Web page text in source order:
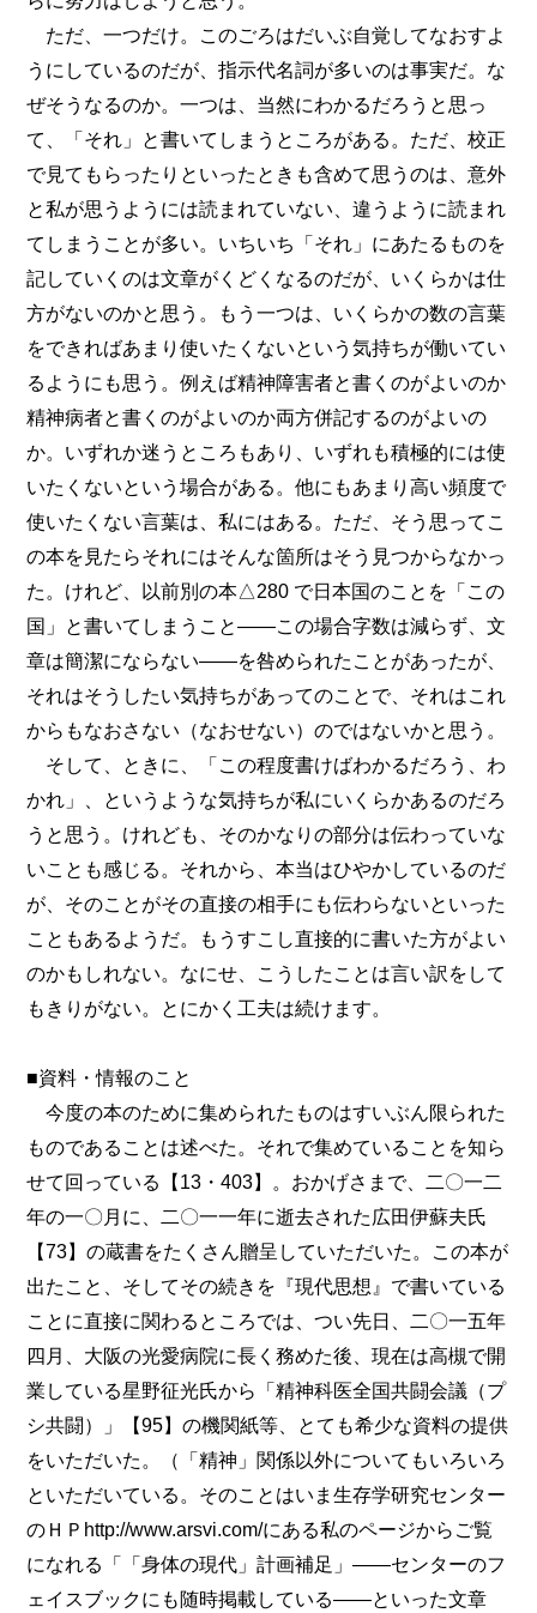
ただ、一つだけ。このごろはだいぶ自覚してなおすよ
うにしているのだが、指示代名詞が多いのは事実だ。な
ぜそうなるのか。一つは、当然にわかるだろうと思っ
て、「それ」と書いてしまうところがある。ただ、校正
で見てもらったりといったときも含めて思うのは、意外
と私が思うようには読まれていない、違うように読まれ
てしまうことが多い。いちいち「それ」にあたるものを
記していくのは文章がくどくなるのだが、いくらかは仕
方がないのかと思う。もう一つは、いくらかの数の言葉
をできればあまり使いたくないという気持ちが働いてい
るようにも思う。例えば精神障害者と書くのがよいのか
精神病者と書くのがよいのか両方併記するのがよいの
か。いずれか迷うところもあり、いずれも積極的には使
いたくないという場合がある。他にもあまり高い頻度で
使いたくない言葉は、私にはある。ただ、そう思ってこ
の本を見たらそれにはそんな箇所はそう見つからなかっ
た。けれど、以前別の本△280 で日本国のことを「この
国」と書いてしまうこと――この場合字数は減らず、文
章は簡潔にならない――を咎められたことがあったが、
それはそうしたい気持ちがあってのことで、それはこれ
からもなおさない（なおせない）のではないかと思う。
そして、ときに、「この程度書けばわかるだろう、わ
かれ」、というような気持ちが私にいくらかあるのだろ
うと思う。けれども、そのかなりの部分は伝わっていな
いことも感じる。それから、本当はひやかしているのだ
が、そのことがその直接の相手にも伝わらないといった
こともあるようだ。もうすこし直接的に書いた方がよい
のかもしれない。なにせ、こうしたことは言い訳をして
もきりがない。とにかく工夫は続けます。
■資料・情報のこと
今度の本のために集められたものはすいぶん限られた
ものであることは述べた。それで集めていることを知ら
せて回っている【13・403】。おかげさまで、二〇一二
年の一〇月に、二〇一一年に逝去された広田伊蘇夫氏
【73】の蔵書をたくさん贈呈していただいた。この本が
出たこと、そしてその続きを『現代思想』で書いている
ことに直接に関わるところでは、つい先日、二〇一五年
四月、大阪の光愛病院に長く務めた後、現在は高槻で開
業している星野征光氏から「精神科医全国共闘会議（プ
シ共闘）」【95】の機関紙等、とても希少な資料の提供
をいただいた。（「精神」関係以外についてもいろいろ
といただいている。そのことはいま生存学研究センター
のＨＰhttp://www.arsvi.com/にある私のページからご覧
になれる「「身体の現代」計画補足」――センターのフ
ェイスブックにも随時掲載している――といった文章